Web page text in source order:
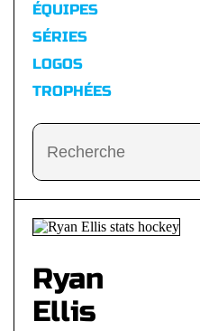
ÉQUIPES
SÉRIES
LOGOS
TROPHÉES
Ryan
Ellis